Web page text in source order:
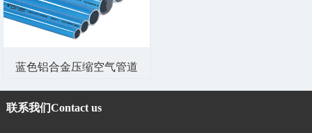
蓝色铝合金压缩空气管道
联系我们Contact us